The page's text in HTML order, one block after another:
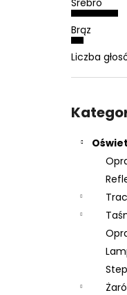
Srebro
Brąz
Liczba
kategorie